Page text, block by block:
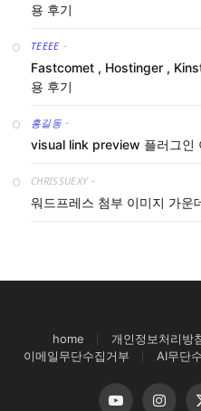
용 후기
TEEEE -
Fastcomet , Hostinger ,
용 후기
홍길동 -
visual link preview 플러그인
CHRISSUEXY -
워드프레스 첨부 이미지 가운
home 개인정보처리방
이메일무단수집거부
AI무단